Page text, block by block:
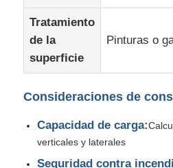
Tratamiento
de la
superficie
Pinturas o
Consideraciones de
Capacidad de carga:
verticales y laterales
Seguridad contra